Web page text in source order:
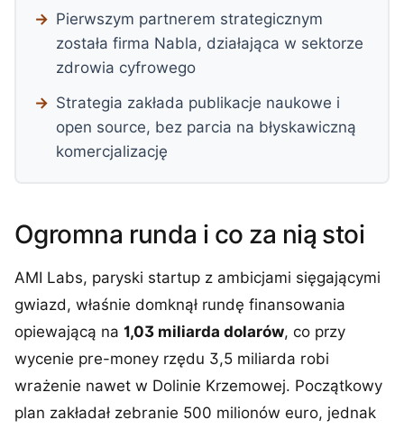
Pierwszym partnerem strategicznym
została firma Nabla, działająca w sektorze
zdrowia cyfrowego
Strategia zakłada publikacje naukowe i
open source, bez parcia na błyskawiczną
komercjalizację
Ogromna runda i co za nią stoi
AMI Labs, paryski startup z ambicjami sięgającymi
gwiazd, właśnie domknął rundę finansowania
opiewającą na 1,03 miliarda dolarów, co przy
wycenie pre-money rzędu 3,5 miliarda robi
wrażenie nawet w Dolinie Krzemowej. Początkowy
plan zakładał zebranie 500 milionów euro, jednak